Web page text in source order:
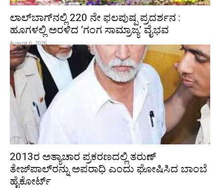
ಲಾಲ್‍ಬಾಗ್‍ನಲ್ಲಿ 220 ನೇ ಫಲಪುಷ್ಪ ಪ್ರದರ್ಶನ :
ಹೂಗಳಲ್ಲಿ ಅರಳಿದ ‘ಗಂಗ ಸಾಮ್ರಾಜ್ಯ’ ವೈಭವ
August 6, 2026
2013ರ ಅತ್ಯಾಚಾರ ಪ್ರಕರಣದಲ್ಲಿ ತರುಣ್
ತೇಜ್‌ಪಾಲ್‌ರನ್ನು ಅಪರಾಧಿ ಎಂದು ಘೋಷಿಸಿದ ಬಾಂಬೆ
ಹೈಕೋರ್ಟ್